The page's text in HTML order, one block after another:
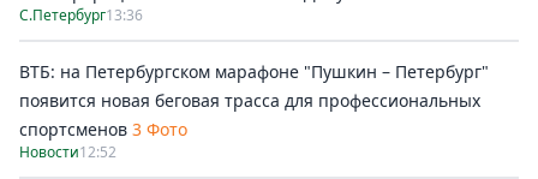
С.Петербург13:36
ВТБ: на Петербургском марафоне "Пушкин – Петербург"
появится новая беговая трасса для профессиональных
спортсменов 3 Фото
Новости12:52